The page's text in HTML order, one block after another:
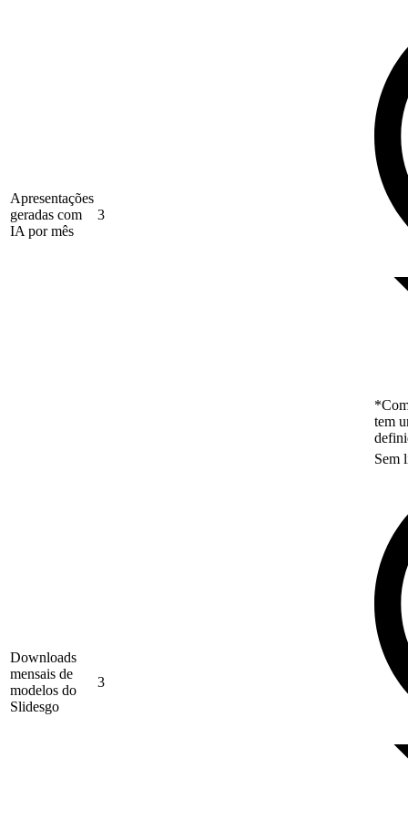
Apresentações
geradas com
IA por mês
3
tem
Downloads
mensais de
modelos do
Slidesgo
3
Sem